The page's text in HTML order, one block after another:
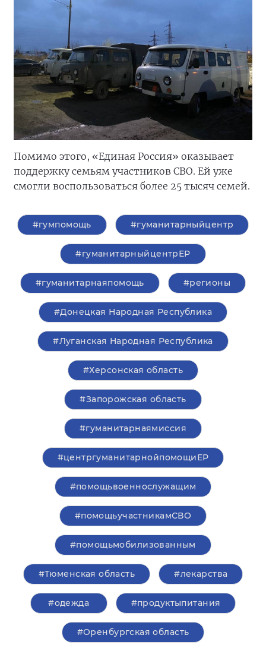
Помимо этого, «Единая Россия» оказывает
поддержку семьям участников СВО. Ей уже
смогли воспользоваться более 25 тысяч семей.
#гумпомощь #гуманитарныйцентр
#гуманитарныйцентрЕР
#гуманитарнаяпомощь #регионы
#Донецкая Народная Республика
#Луганская Народная Республика
#Херсонская область
#Запорожская область
#гуманитарнаямиссия
#центргуманитарнойпомощиЕР
#помощьвоеннослужащим
#помощьучастникамСВО
#помощьмобилизованным
#Тюменская область #лекарства
#одежда #продуктыпитания
#Оренбургская область